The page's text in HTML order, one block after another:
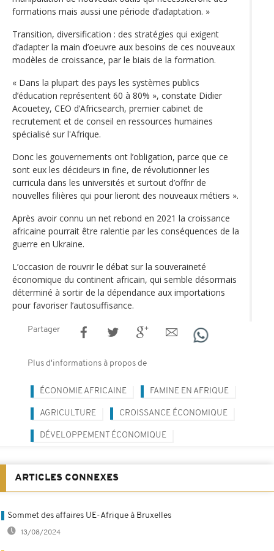
formations mais aussi une période d’adaptation. »
Transition, diversification : des stratégies qui exigent
d’adapter la main d’oeuvre aux besoins de ces nouveaux
modèles de croissance, par le biais de la formation.
« Dans la plupart des pays les systèmes publics
d’éducation représentent 60 à 80% », constate Didier
Acouetey, CEO d’Africsearch, premier cabinet de
recrutement et de conseil en ressources humaines
spécialisé sur l'Afrique.
Donc les gouvernements ont l’obligation, parce que ce
sont eux les décideurs in fine, de révolutionner les
curricula dans les universités et surtout d’offrir de
nouvelles filières qui pour lieront des nouveaux métiers ».
Après avoir connu un net rebond en 2021 la croissance
africaine pourrait être ralentie par les conséquences de la
guerre en Ukraine.
L’occasion de rouvrir le débat sur la souveraineté
économique du continent africain, qui semble désormais
déterminé à sortir de la dépendance aux importations
pour favoriser l’autosuffisance.
Partager
Plus d'informations à propos de
ÉCONOMIE AFRICAINE FAMINE EN AFRIQUE
AGRICULTURE CROISSANCE ÉCONOMIQUE
DÉVELOPPEMENT ÉCONOMIQUE
ARTICLES CONNEXES
Sommet des affaires UE-Afrique à Bruxelles
13/08/2024